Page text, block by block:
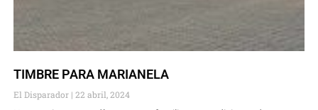
TIMBRE PARA MARIANELA
El Disparador 22 abril, 2024